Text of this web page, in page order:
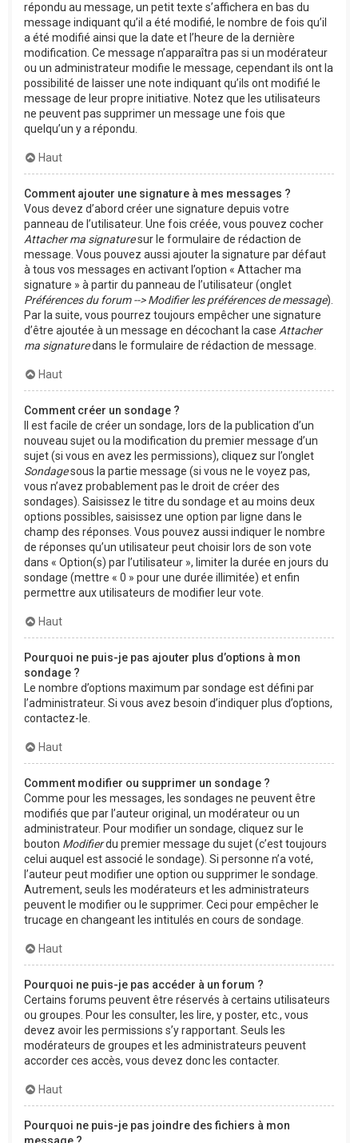
répondu au message, un petit texte s’affichera en bas du
message indiquant qu’il a été modifié, le nombre de fois qu’il
a été modifié ainsi que la date et l’heure de la dernière
modification. Ce message n’apparaîtra pas si un modérateur
ou un administrateur modifie le message, cependant ils ont la
possibilité de laisser une note indiquant qu’ils ont modifié le
message de leur propre initiative. Notez que les utilisateurs
ne peuvent pas supprimer un message une fois que
quelqu’un y a répondu.
Haut
Comment ajouter une signature à mes messages ?
Vous devez d’abord créer une signature depuis votre
panneau de l’utilisateur. Une fois créée, vous pouvez cocher
Attacher ma signaturesur le formulaire de rédaction de
message. Vous pouvez aussi ajouter la signature par défaut
à tous vos messages en activant l’option « Attacher ma
signature » à partir du panneau de l’utilisateur (onglet
Préférences du forum --> Modifier les préférences de message).
Par la suite, vous pourrez toujours empêcher une signature
d’être ajoutée à un message en décochant la case Attacher
ma signaturedans le formulaire de rédaction de message.
Haut
Comment créer un sondage ?
Il est facile de créer un sondage, lors de la publication d’un
nouveau sujet ou la modification du premier message d’un
sujet (si vous en avez les permissions), cliquez sur l’onglet
Sondagesous la partie message (si vous ne le voyez pas,
vous n’avez probablement pas le droit de créer des
sondages). Saisissez le titre du sondage et au moins deux
options possibles, saisissez une option par ligne dans le
champ des réponses. Vous pouvez aussi indiquer le nombre
de réponses qu’un utilisateur peut choisir lors de son vote
dans « Option(s) par l’utilisateur », limiter la durée en jours du
sondage (mettre « 0 » pour une durée illimitée) et enfin
permettre aux utilisateurs de modifier leur vote.
Haut
Pourquoi ne puis-je pas ajouter plus d’options à mon
sondage ?
Le nombre d’options maximum par sondage est défini par
l’administrateur. Si vous avez besoin d’indiquer plus d’options,
contactez-le.
Haut
Comment modifier ou supprimer un sondage ?
Comme pour les messages, les sondages ne peuvent être
modifiés que par l’auteur original, un modérateur ou un
administrateur. Pour modifier un sondage, cliquez sur le
bouton Modifierdu premier message du sujet (c’est toujours
celui auquel est associé le sondage). Si personne n’a voté,
l’auteur peut modifier une option ou supprimer le sondage.
Autrement, seuls les modérateurs et les administrateurs
peuvent le modifier ou le supprimer. Ceci pour empêcher le
trucage en changeant les intitulés en cours de sondage.
Haut
Pourquoi ne puis-je pas accéder à un forum ?
Certains forums peuvent être réservés à certains utilisateurs
ou groupes. Pour les consulter, les lire, y poster, etc., vous
devez avoir les permissions s’y rapportant. Seuls les
modérateurs de groupes et les administrateurs peuvent
accorder ces accès, vous devez donc les contacter.
Haut
Pourquoi ne puis-je pas joindre des fichiers à mon
message ?